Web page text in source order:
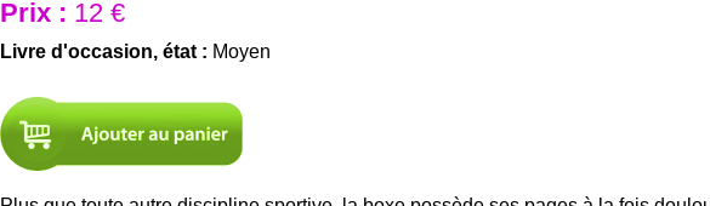
Prix : 12 €
Livre d'occasion, état : Moyen